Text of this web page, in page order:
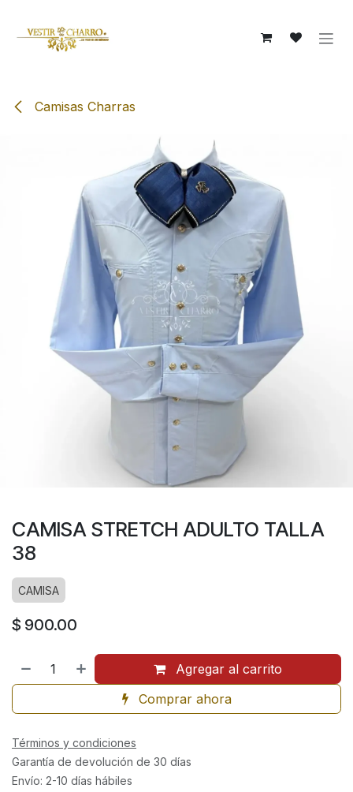
Camisas Charras
CAMISA STRETCH ADULTO TALLA
38
CAMISA
$ 900.00
Agregar al carrito
Comprar ahora
Términos y condiciones
Garantía de devolución de 30 días
Envío: 2-10 días hábiles